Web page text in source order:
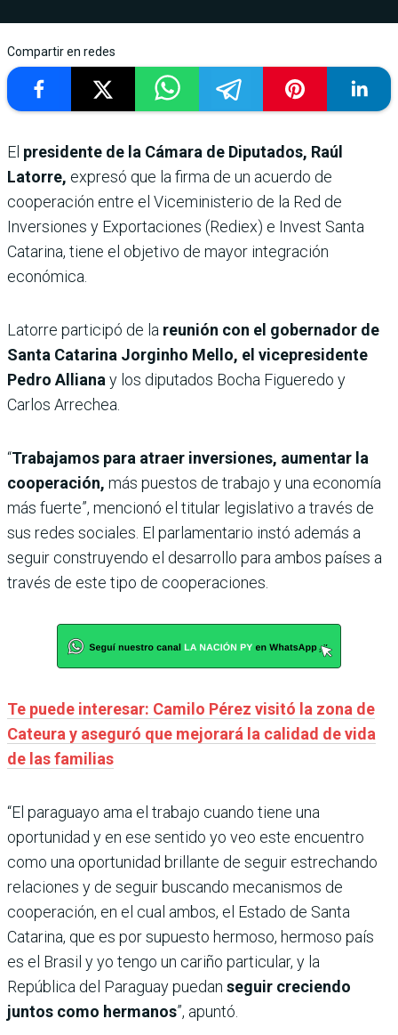
Compartir en redes
El presidente de la Cámara de Diputados, Raúl
Latorre, expresó que la firma de un acuerdo de
cooperación entre el Viceministerio de la Red de
Inversiones y Exportaciones (Rediex) e Invest Santa
Catarina, tiene el objetivo de mayor integración
económica.
Latorre participó de la reunión con el gobernador de
Santa Catarina Jorginho Mello, el vicepresidente
Pedro Allianay los diputados Bocha Figueredo y
Carlos Arrechea.
“Trabajamos para atraer inversiones, aumentar la
cooperación, más puestos de trabajo y una economía
más fuerte”, mencionó el titular legislativo a través de
sus redes sociales. El parlamentario instó además a
seguir construyendo el desarrollo para ambos países a
través de este tipo de cooperaciones.
Te puede interesar: Camilo Pérez visitó la zona de
Cateura y aseguró que mejorará la calidad de vida
de las familias
“El paraguayo ama el trabajo cuando tiene una
oportunidad y en ese sentido yo veo este encuentro
como una oportunidad brillante de seguir estrechando
relaciones y de seguir buscando mecanismos de
cooperación, en el cual ambos, el Estado de Santa
Catarina, que es por supuesto hermoso, hermoso país
es el Brasil y yo tengo un cariño particular, y la
República del Paraguay puedan seguir creciendo
juntos como hermanos”, apuntó.